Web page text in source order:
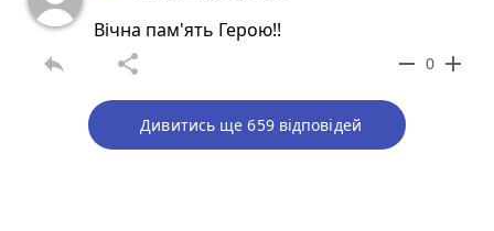
Вічна пам'ять Герою!!
reply share remove 0 add
Дивитись ще 659 відповідей